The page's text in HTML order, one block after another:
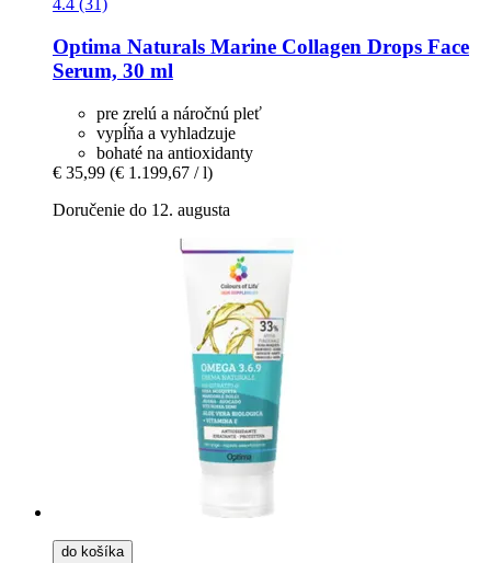
4.4 (31)
Optima Naturals Marine Collagen Drops Face
Serum, 30 ml
pre zrelú a náročnú pleť
vypĺňa a vyhladzuje
bohaté na antioxidanty
€ 35,99 (€ 1.199,67 / l)
Doručenie do 12. augusta
do košíka